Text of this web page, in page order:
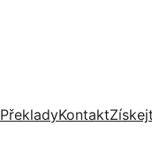
PřekladyKontakt